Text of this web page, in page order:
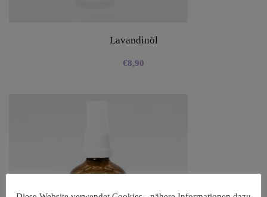
Lavandinöl
€8,90